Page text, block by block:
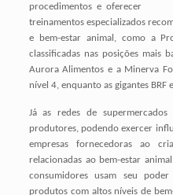
procedimentos e oferecer
treinamentos especializados
e bem-estar animal, como a
classificadas nas posições mais
Aurora Alimentos e a Minerva
nível 4, enquanto as gigantes BRF
Já as redes de supermercados
produtores, podendo exercer
empresas fornecedoras ao
relacionadas ao bem-estar
consumidores usam seu
produtos com altos níveis de